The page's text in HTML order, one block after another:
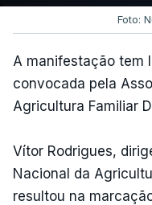
Foto:
A manifestação tem
convocada pela
Agricultura Familiar
Vítor Rodrigues,
Nacional da
resultou na